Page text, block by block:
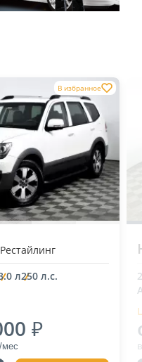
В избранное
л250 л.с.